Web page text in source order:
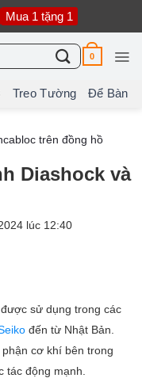
Mua 1 tặng 1
0
Treo Tường Để Bàn
trên đồng hồ
Diashock và
lúc 12:40
sử dụng trong các
đến từ Nhật Bản.
cơ khí bên trong
tác động mạnh.